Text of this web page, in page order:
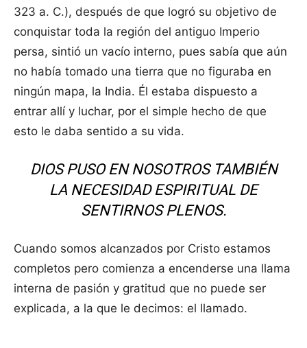
323 a. C.), después de que logró su objetivo de
conquistar toda la región del antiguo Imperio
persa, sintió un vacío interno, pues sabía que aún
no había tomado una tierra que no figuraba en
ningún mapa, la India. Él estaba dispuesto a
entrar allí y luchar, por el simple hecho de que
esto le daba sentido a su vida.
DIOS PUSO EN NOSOTROS TAMBIÉN
LA NECESIDAD ESPIRITUAL DE
SENTIRNOS PLENOS.
Cuando somos alcanzados por Cristo estamos
completos pero comienza a encenderse una llama
interna de pasión y gratitud que no puede ser
explicada, a la que le decimos: el llamado.